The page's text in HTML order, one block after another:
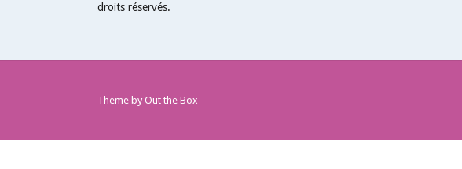
droits réservés.
Theme by Out the Box